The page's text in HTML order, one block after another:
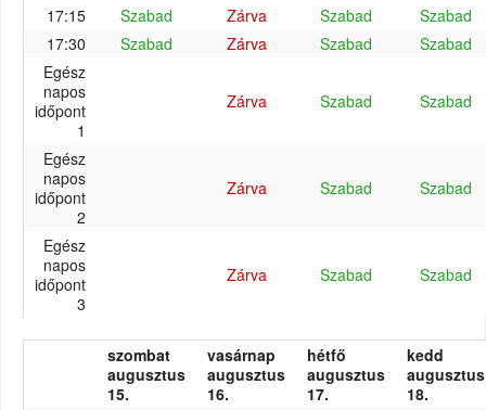
17:15
Szabad Zárva Szabad
Szabad
17:30
Szabad Zárva Szabad
Szabad
Egész
napos
időpont
1
Zárva Szabad Szabad
Egész
napos
időpont
2
Zárva Szabad Szabad
Egész
napos
időpont
3
Zárva Szabad Szabad
szombat
augusztus
15.
vasárnap
augusztus
16.
hétfő
augusztus
17.
kedd
augusztus
18.